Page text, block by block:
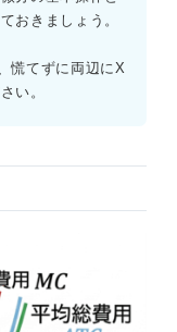
おきましょう。
慌てずに両辺にX
い。